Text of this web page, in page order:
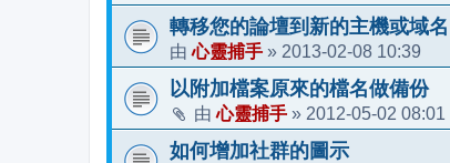
轉移您的論壇到新的主機或域名
由心靈捕手 » 2013-02-08 10:39
以附加檔案原來的檔名做備份
由心靈捕手 » 2012-05-02 08:01
如何增加社群的圖示